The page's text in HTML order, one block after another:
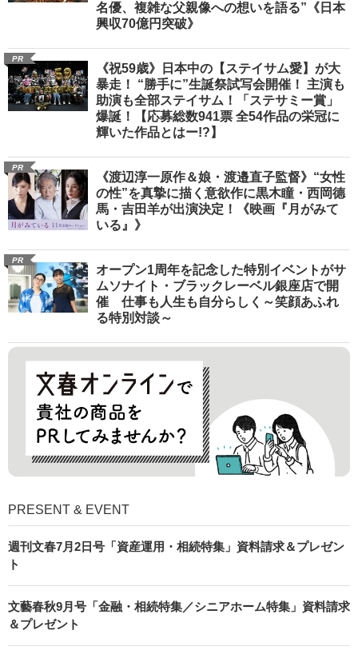
名優、複雑な父親像への想いを語る”《日本
興収70億円突破》
PR
《祝59歳》日本中の【ステイサム愛】が大
暴走！ “勝手に”生誕祭試写会開催！ 主演も
助演も全部ステイサム！「ステサミー賞」
爆誕！【応募総数941票 全54作品の栄冠に
輝いた作品とはー!?】
PR
《渡辺淳一原作＆娘・渡邉直子監督》“女性
の性”を真摯に描く意欲作に黒木瞳・西岡德
馬・吉田羊が出演決定！《映画『月がみて
いる』》
PR
オープン1周年を記念した特別イベントがサ
ムソナイト・ブラックレーベル銀座店で開
催 仕事も人生も自分らしく～笑顔あふれ
る特別対談～
PRESENT & EVENT
週刊文春7月2日号「資産運用・相続特集」資料請求＆プレゼン
ト
文藝春秋9月号「金融・相続特集／シニアホーム特集」資料請求
＆プレゼント